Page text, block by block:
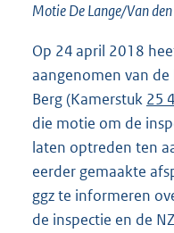
Motie De Lange/Van
Op 24 april 2018
aangenomen van de
Berg (Kamerstuk 25
die motie om de
laten optreden ten
eerder gemaakte
ggz te informeren
de inspectie en de